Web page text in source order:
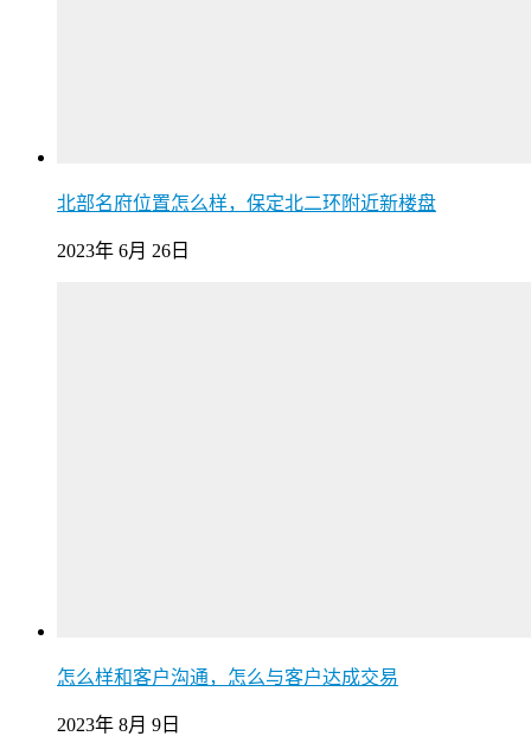
北部名府位置怎么样，保定北二环附近新楼盘
2023年 6月 26日
怎么样和客户沟通，怎么与客户达成交易
2023年 8月 9日